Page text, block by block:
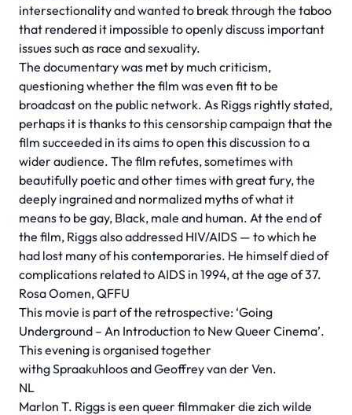
intersectionality and wanted to break through the taboo
that rendered it impossible to openly discuss important
issues such as race and sexuality.
The documentary was met by much criticism,
questioning whether the film was even fit to be
broadcast on the public network. As Riggs rightly stated,
perhaps it is thanks to this censorship campaign that the
film succeeded in its aims to open this discussion to a
wider audience. The film refutes, sometimes with
beautifully poetic and other times with great fury, the
deeply ingrained and normalized myths of what it
means to be gay, Black, male and human. At the end of
the film, Riggs also addressed HIV/AIDS — to which he
had lost many of his contemporaries. He himself died of
complications related to AIDS in 1994, at the age of 37.
Rosa Oomen, QFFU
This movie is part of the retrospective: ‘Going
Underground – An Introduction to New Queer Cinema’.
This evening is organised together
withgSpraakuhloosand Geoffrey van der Ven.
NL
Marlon T. Riggs is een queer filmmaker die zich wilde